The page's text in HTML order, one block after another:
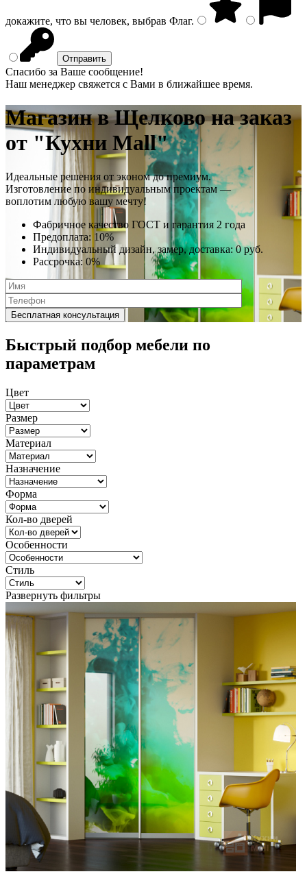
докажите, что вы человек, выбрав Флаг.
Спасибо за Ваше сообщение!
Наш менеджер свяжется с Вами в ближайшее время.
Магазинв Щелково на заказ
от "Кухни Mall"
Идеальные решения от эконом до премиум.
Изготовление по индивидуальным проектам —
воплотим любую вашу мечту!
Фабричное качество ГОСТ и гарантия 2 года
Предоплата:10%
Индивидуальный дизайн, замер, доставка:0 руб.
Рассрочка: 0%
Быстрый подбор мебели по
параметрам
Цвет
Размер
Материал
Назначение
Форма
Кол-во дверей
Особенности
Стиль
Развернуть фильтры